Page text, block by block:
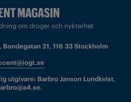
om droger och nykterhet
21, 116 33 Stockholm
utgivare: Barbro Janson Lundkvist,